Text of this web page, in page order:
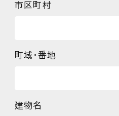
市区町村
町域・番地
建物名